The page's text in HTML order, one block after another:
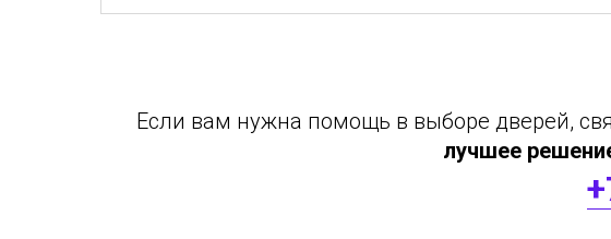
Если вам нужна помощь в выборе дверей,
лучшее